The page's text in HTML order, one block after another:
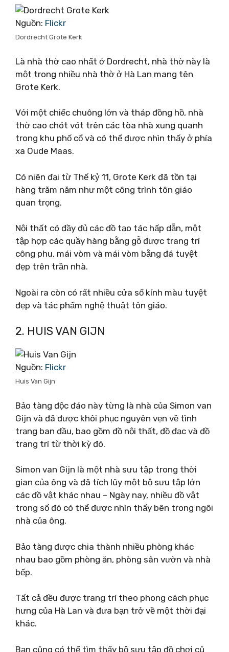
Nguồn: Flickr
Dordrecht Grote Kerk
Là nhà thờ cao nhất ở Dordrecht, nhà thờ này là
một trong nhiều nhà thờ ở Hà Lan mang tên
Grote Kerk.
Với một chiếc chuông lớn và tháp đồng hồ, nhà
thờ cao chót vót trên các tòa nhà xung quanh
trong khu phố cổ và có thể được nhìn thấy ở phía
xa Oude Maas.
Có niên đại từ Thế kỷ 11, Grote Kerk đã tồn tại
hàng trăm năm như một công trình tôn giáo
quan trọng.
Nội thất có đầy đủ các đồ tạo tác hấp dẫn, một
tập hợp các quầy hàng bằng gỗ được trang trí
công phu, mái vòm và mái vòm bằng đá tuyệt
đẹp trên trần nhà.
Ngoài ra còn có rất nhiều cửa sổ kính màu tuyệt
đẹp và tác phẩm nghệ thuật tôn giáo.
2. HUIS VAN GIJN
Nguồn: Flickr
Huis Van Gijn
Bảo tàng độc đáo này từng là nhà của Simon van
Gijn và đã được khôi phục nguyên vẹn về tình
trạng ban đầu, bao gồm đồ nội thất, đồ đạc và đồ
trang trí từ thời kỳ đó.
Simon van Gijn là một nhà sưu tập trong thời
gian của ông và đã tích lũy một bộ sưu tập lớn
các đồ vật khác nhau – Ngày nay, nhiều đồ vật
trong số đó có thể được nhìn thấy bên trong ngôi
nhà của ông.
Bảo tàng được chia thành nhiều phòng khác
nhau bao gồm phòng ăn, phòng sân vườn và nhà
bếp.
Tất cả đều được trang trí theo phong cách phục
hưng của Hà Lan và đưa bạn trở về một thời đại
khác.
Bạn cũng có thể tìm thấy bộ sưu tập đồ chơi cũ